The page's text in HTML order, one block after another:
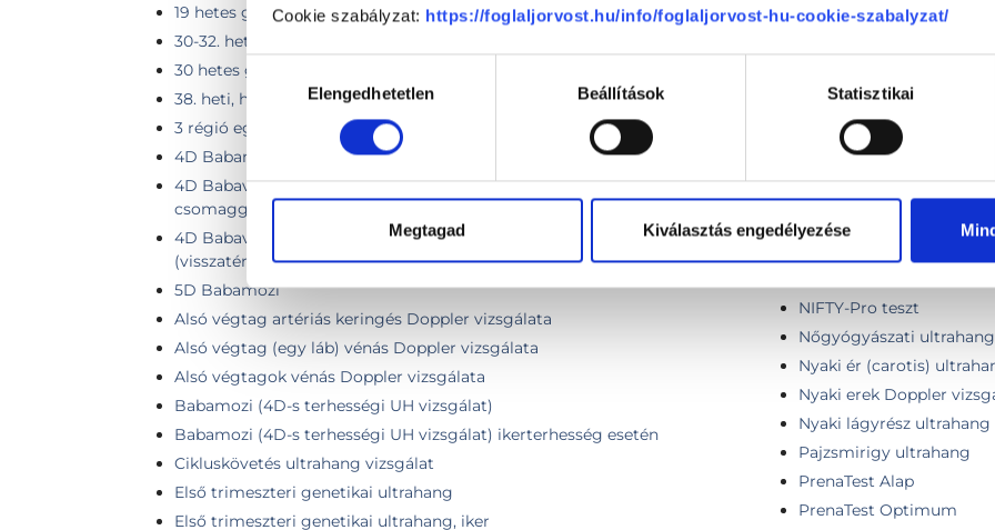
Cookie szabályzat: https://foglaljorvost.hu/info/foglaljorvost-hu-cookie-szabalyzat/
Hozzájárulás
kiválasztásaElengedhetetlen Beállítások Statisztikai
Megtagad Kiválasztás engedélyezése
19 hetes genetikai UH
30-32. heti, harmadik trimeszteri ultrahang vizsgálat
30 hetes genetikai UH
38. heti, harmadik trimeszteri ultrahang vizsgálat
3 régió együttes vizsgálata
4D Babamozi
4D Babavízió Alap csomag 50% kedvezménnyel, AJÁNDÉK PREMIUM
csomaggal
4D Babavízió Alap csomag 50% Visszaváró kedvezménnyel
(visszatérőknek a 2. vizsgálattól)
5D Babamozi
Alsó végtag artériás keringés Doppler vizsgálata
Alsó végtag (egy láb) vénás Doppler vizsgálata
Alsó végtagok vénás Doppler vizsgálata
Babamozi (4D-s terhességi UH vizsgálat)
Babamozi (4D-s terhességi UH vizsgálat) ikerterhesség esetén
Cikluskövetés ultrahang vizsgálat
Első trimeszteri genetikai ultrahang
Első trimeszteri genetikai ultrahang, iker
Konzultáció, 1 régió
Második trimeszteri
kockázatbecsléssel
Második trimeszteri
Második trimeszteri
kockázatbecsléssel +
Második trimeszteri
NIFTY-Pro teszt
Nőgyógyászati
Nyaki ér (carotis)
Nyaki erek Doppler
Nyaki lágyrész
Pajzsmirigy ultrahang
PrenaTest Alap
PrenaTest Optimum